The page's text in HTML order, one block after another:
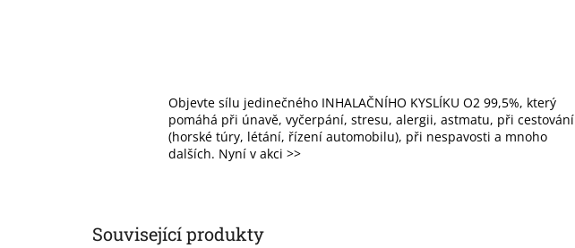
Objevte sílu jedinečného INHALAČNÍHO KYSLÍKU O2 99,5%, který
pomáhá při únavě, vyčerpání, stresu, alergii, astmatu, při cestování
(horské túry, létání, řízení automobilu), při nespavosti a mnoho
dalších. Nyní v akci >>
Související produkty